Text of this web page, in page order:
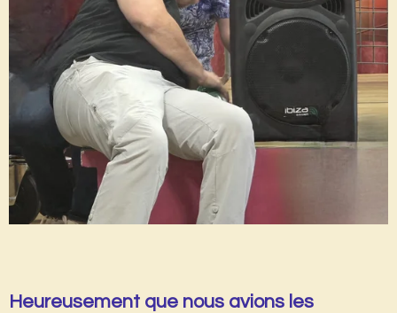
Heureusement que nous avions les